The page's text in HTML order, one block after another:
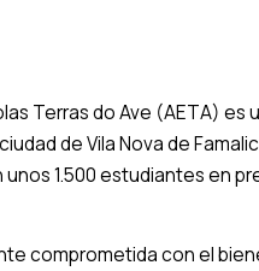
Terras do Ave (AETA) es
de Vila Nova de
1.500 estudiantes en
comprometida con el